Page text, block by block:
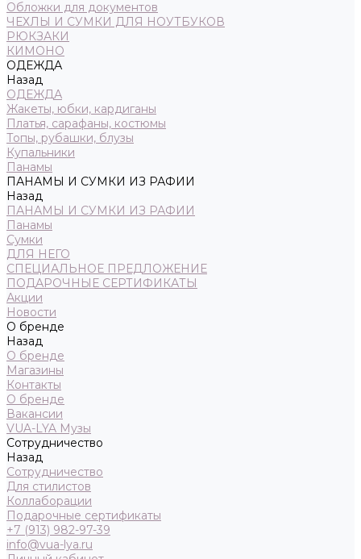
Обложки для документов
ЧЕХЛЫ И СУМКИ ДЛЯ НОУТБУКОВ
РЮКЗАКИ
КИМОНО
ОДЕЖДА
Назад
ОДЕЖДА
Жакеты, юбки, кардиганы
Платья, сарафаны, костюмы
Топы, рубашки, блузы
Купальники
Панамы
ПАНАМЫ И СУМКИ ИЗ РАФИИ
Назад
ПАНАМЫ И СУМКИ ИЗ РАФИИ
Панамы
Сумки
ДЛЯ НЕГО
СПЕЦИАЛЬНОЕ ПРЕДЛОЖЕНИЕ
ПОДАРОЧНЫЕ СЕРТИФИКАТЫ
Акции
Новости
О бренде
Назад
О бренде
Магазины
Контакты
О бренде
Вакансии
VUA-LYA Музы
Сотрудничество
Назад
Сотрудничество
Для стилистов
Коллаборации
Подарочные сертификаты
+7 (913) 982-97-39
info@vua-lya.ru